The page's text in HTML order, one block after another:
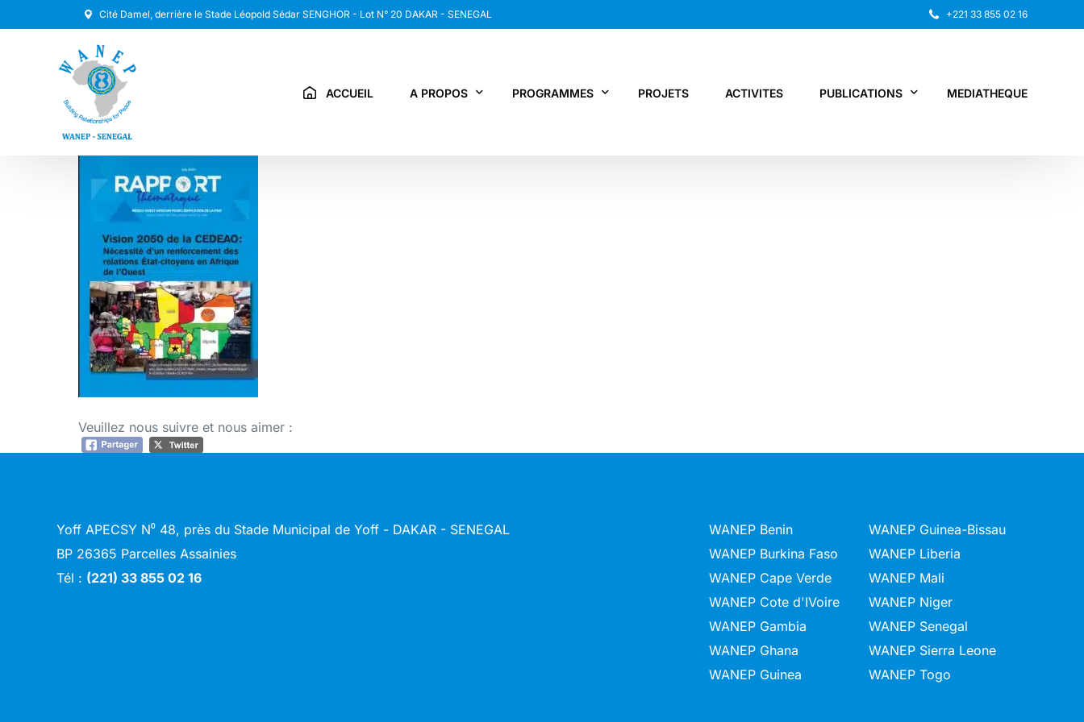
Cité Damel, derrière le Stade Léopold Sédar SENGHOR - Lot N° 20 DAKAR - SENEGAL +221 33 855 02 16
ACCUEIL A PROPOS PROGRAMMES PROJETS ACTIVITES PUBLICATIONS MEDIATHEQUE
Veuillez nous suivre et nous aimer :
Yoff APECSY N⁰ 48, près du Stade Municipal de Yoff - DAKAR - SENEGAL
BP 26365 Parcelles Assainies
Tél : (221) 33 855 02 16
WANEP Benin
WANEP Burkina Faso
WANEP Cape Verde
WANEP Cote d'IVoire
WANEP Gambia
WANEP Ghana
WANEP Guinea
WANEP Guinea-Bissau
WANEP Liberia
WANEP Mali
WANEP Niger
WANEP Senegal
WANEP Sierra Leone
WANEP Togo